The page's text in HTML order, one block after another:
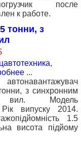
после
к работе.
тонни, з
,
...
з синхронним
вил. Модель
випуску 2014.
1.5
висота підйому